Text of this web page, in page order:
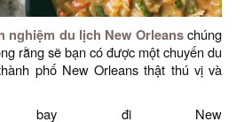
nghiệm du lịch New Orleanschúng
rằng sẽ bạn có được một chuyến du
phố New Orleans thật thú vị và
bay đi New